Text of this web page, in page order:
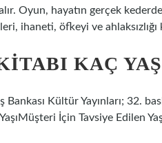
Oyun, hayatın gerçek
ihaneti, öfkeyi ve ahlaksızlığı
KAÇ
Bankası Kültür Yayınları; 32.
İçin Tavsiye Edilen